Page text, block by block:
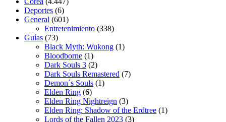
Deportes (6)
General (601)
Entretenimiento (338)
Guías (73)
Black Myth: Wukong (1)
Bloodborne (1)
Dark Souls 3 (2)
Dark Souls Remastered (7)
Demon´s Souls (1)
Elden Ring (6)
Elden Ring Nightreign (3)
Elden Ring: Shadow of the Erdtree (1)
Lords of the Fallen 2023 (3)